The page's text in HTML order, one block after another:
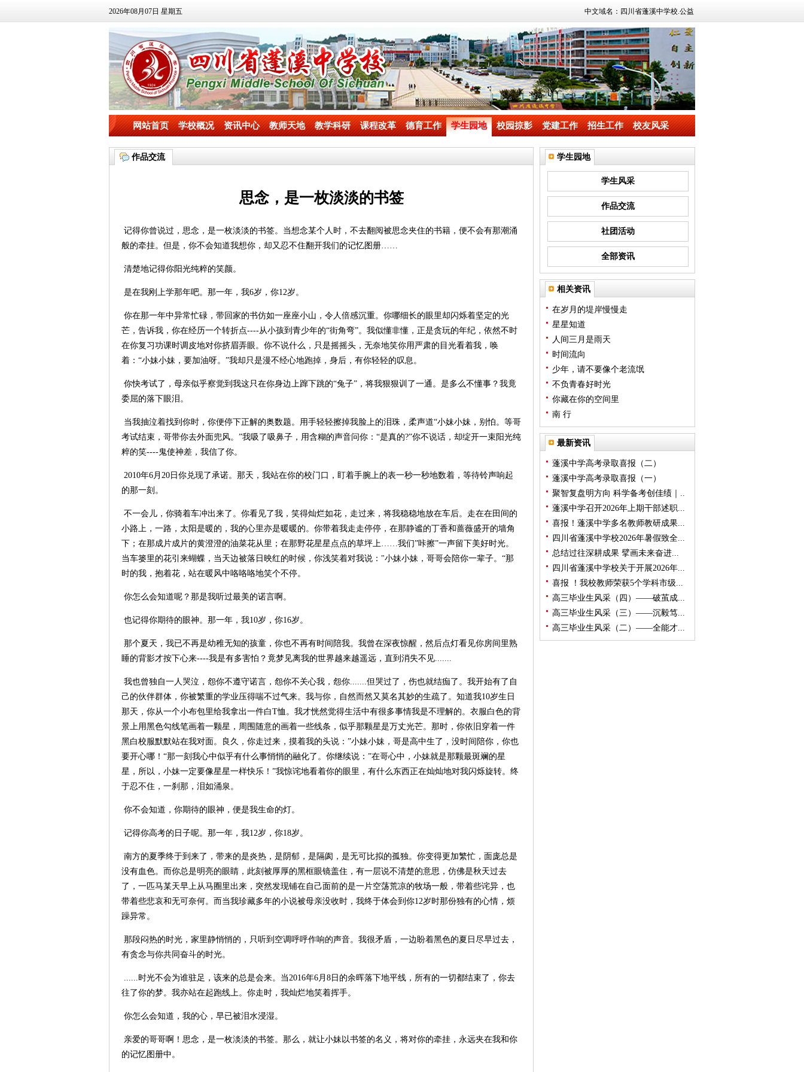
2026年08月07日 星期五 中文域名：四川省蓬溪中学校.公益
网站首页 学校概况 资讯中心 教师天地 教学科研 课程改革 德育工作 学生园地 校园掠影 党建工作 招生工作 校友风采
作品交流
思念，是一枚淡淡的书签
记得你曾说过，思念，是一枚淡淡的书签。当想念某个人时，不去翻阅被思念夹住的书籍，便不会有那潮涌
般的牵挂。但是，你不会知道我想你，却又忍不住翻开我们的记忆图册……
清楚地记得你阳光纯粹的笑颜。
是在我刚上学那年吧。那一年，我6岁，你12岁。
你在那一年中异常忙碌，带回家的书仿如一座座小山，令人倍感沉重。你哪细长的眼里却闪烁着坚定的光
芒，告诉我，你在经历一个转折点----从小孩到青少年的“街角弯”。我似懂非懂，正是贪玩的年纪，依然不时
在你复习功课时调皮地对你挤眉弄眼。你不说什么，只是摇摇头，无奈地笑你用严肃的目光看着我，唤
着：“小妹小妹，要加油呀。”我却只是漫不经心地跑掉，身后，有你轻轻的叹息。
你快考试了，母亲似乎察觉到我这只在你身边上蹿下跳的“兔子”，将我狠狠训了一通。是多么不懂事？我竟
委屈的落下眼泪。
当我抽泣着找到你时，你便停下正解的奥数题。用手轻轻擦掉我脸上的泪珠，柔声道“小妹小妹，别怕。等哥
考试结束，哥带你去外面兜风。”我吸了吸鼻子，用含糊的声音问你：“是真的?”你不说话，却绽开一束阳光纯
粹的笑----鬼使神差，我信了你。
2010年6月 20 日你兑现了承诺。那天，我站在你的校门口，盯着手腕上的表一秒一秒地数着，等待铃声响起
的那一刻。
不一会儿，你骑着车冲出来了。你看见了我，笑得灿烂如花，走过来，将我稳稳地放在车后。走在在田间的
小路上，一路，太阳是暖的，我的心里亦是暖暖的。你带着我走走停停，在那静谧的丁香和蔷薇盛开的墙角
下；在那成片成片的黄澄澄的油菜花从里；在那野花星星点点的草坪上……我们”咔擦”一声留下美好时光。
当车篓里的花引来蝴蝶，当天边被落日映红的时候，你浅笑着对我说： "小妹小妹，哥哥会陪你一辈子。“那
时的我，抱着花，站在暖风中咯咯咯地笑个不停。
你怎么会知道呢？那是我听过最美的诺言啊。
也记得你期待的眼神。那一年，我10岁，你16岁。
那个夏天，我已不再是幼稚无知的孩童，你也不再有时间陪我。我曾在深夜惊醒，然后点灯看见你房间里熟
睡的背影才按下心来----我是有多害怕？竟梦见离我的世界越来越遥远，直到消失不见.......
我也曾独自一人哭泣，怨你不遵守诺言，怨你不关心我，怨你.......但哭过了，伤也就结痂了。我开始有了自
己的伙伴群体，你被繁重的学业压得喘不过气来。我与你，自然而然又莫名其妙的生疏了。知道我10岁生日
那天，你从一个小布包里给我拿出一件白T恤。我才恍然觉得生活中有很多事情我是不理解的。衣服白色的背
景上用黑色勾线笔画着一颗星，周围随意的画着一些线条，似乎那颗星是万丈光芒。那时，你依旧穿着一件
黑白校服默默站在我对面。良久，你走过来，摸着我的头说：”小妹小妹，哥是高中生了，没时间陪你，你也
要开心哪！“那一刻我心中似乎有什么事悄悄的融化了。你继续说：”在哥心中，小妹就是那颗最斑斓的星
星，所以，小妹一定要像星星一样快乐！”我惊诧地看着你的眼里，有什么东西正在灿灿地对我闪烁旋转。终
于忍不住，一刹那，泪如涌泉。
你不会知道，你期待的眼神，便是我生命的灯。
记得你高考的日子呢。那一年，我12岁，你18岁。
南方的夏季终于到来了，带来的是炎热，是阴郁，是隔阂，是无可比拟的孤独。你变得更加繁忙，面庞总是
没有血色。而你总是明亮的眼睛，此刻被厚厚的黑框眼镜盖住，有一层说不清楚的意思，仿佛是秋天过去
了，一匹马某天早上从马圈里出来，突然发现铺在自己面前的是一片空荡荒凉的牧场一般，带着些诧异，也
带着些悲哀和无可奈何。而当我珍藏多年的小说被母亲没收时，我终于体会到你12岁时那份独有的心情，烦
躁异常。
那段闷热的时光，家里静悄悄的，只听到空调呼呼作响的声音。我很矛盾，一边盼着黑色的夏日尽早过去，
有贪念与你共同奋斗的时光。
......时光不会为谁驻足，该来的总是会来。当2016年6月 8 日的余晖落下地平线，所有的一切都结束了，你去
往了你的梦。我亦站在起跑线上。你走时，我灿烂地笑着挥手。
你怎么会知道，我的心，早已被泪水浸湿。
亲爱的哥哥啊！思念，是一枚淡淡的书签。那么，就让小妹以书签的名义，将对你的牵挂，永远夹在我和你
的记忆图册中。
学生园地
学生风采
作品交流
社团活动
全部资讯
相关资讯
在岁月的堤岸慢慢走
星星知道
人间三月是雨天
时间流向
少年，请不要像个老流氓
不负青春好时光
你藏在你的空间里
南 行
最新资讯
蓬溪中学高考录取喜报（二）
蓬溪中学高考录取喜报（一）
聚智复盘明方向 科学备考创佳绩｜..
蓬溪中学召开2026年上期干部述职...
喜报！蓬溪中学多名教师教研成果...
四川省蓬溪中学校2026年暑假致全...
总结过往深耕成果 擘画未来奋进...
四川省蓬溪中学校关于开展2026年...
喜报 ！我校教师荣获5个学科市级...
高三毕业生风采（四）——破茧成...
高三毕业生风采（三）——沉毅笃...
高三毕业生风采（二）——全能才...